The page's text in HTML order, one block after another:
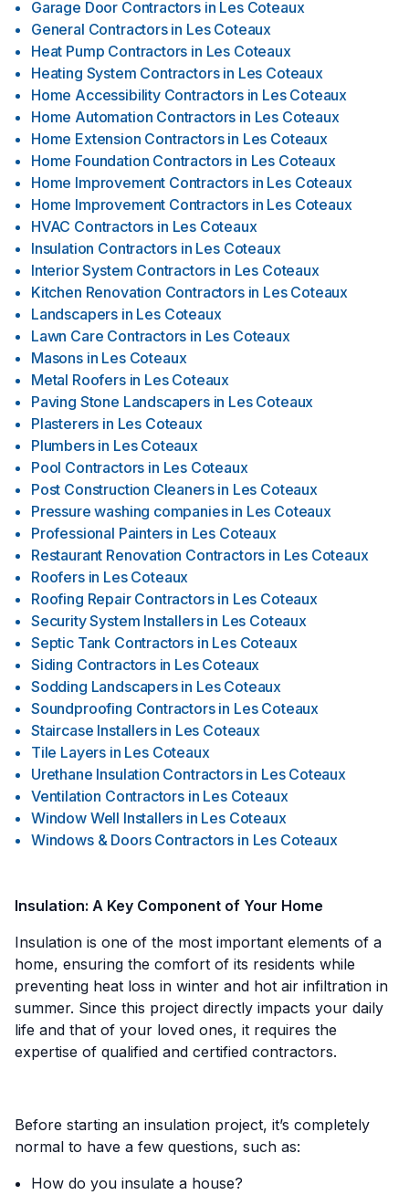
Garage Door Contractors in Les Coteaux
General Contractors in Les Coteaux
Heat Pump Contractors in Les Coteaux
Heating System Contractors in Les Coteaux
Home Accessibility Contractors in Les Coteaux
Home Automation Contractors in Les Coteaux
Home Extension Contractors in Les Coteaux
Home Foundation Contractors in Les Coteaux
Home Improvement Contractors in Les Coteaux
Home Improvement Contractors in Les Coteaux
HVAC Contractors in Les Coteaux
Insulation Contractors in Les Coteaux
Interior System Contractors in Les Coteaux
Kitchen Renovation Contractors in Les Coteaux
Landscapers in Les Coteaux
Lawn Care Contractors in Les Coteaux
Masons in Les Coteaux
Metal Roofers in Les Coteaux
Paving Stone Landscapers in Les Coteaux
Plasterers in Les Coteaux
Plumbers in Les Coteaux
Pool Contractors in Les Coteaux
Post Construction Cleaners in Les Coteaux
Pressure washing companies in Les Coteaux
Professional Painters in Les Coteaux
Restaurant Renovation Contractors in Les Coteaux
Roofers in Les Coteaux
Roofing Repair Contractors in Les Coteaux
Security System Installers in Les Coteaux
Septic Tank Contractors in Les Coteaux
Siding Contractors in Les Coteaux
Sodding Landscapers in Les Coteaux
Soundproofing Contractors in Les Coteaux
Staircase Installers in Les Coteaux
Tile Layers in Les Coteaux
Urethane Insulation Contractors in Les Coteaux
Ventilation Contractors in Les Coteaux
Window Well Installers in Les Coteaux
Windows & Doors Contractors in Les Coteaux
Insulation: A Key Component of Your Home
Insulation is one of the most important elements of a
home, ensuring the comfort of its residents while
preventing heat loss in winter and hot air infiltration in
summer. Since this project directly impacts your daily
life and that of your loved ones, it requires the
expertise of qualified and certified contractors.
Before starting an insulation project, it’s completely
normal to have a few questions, such as:
How do you insulate a house?